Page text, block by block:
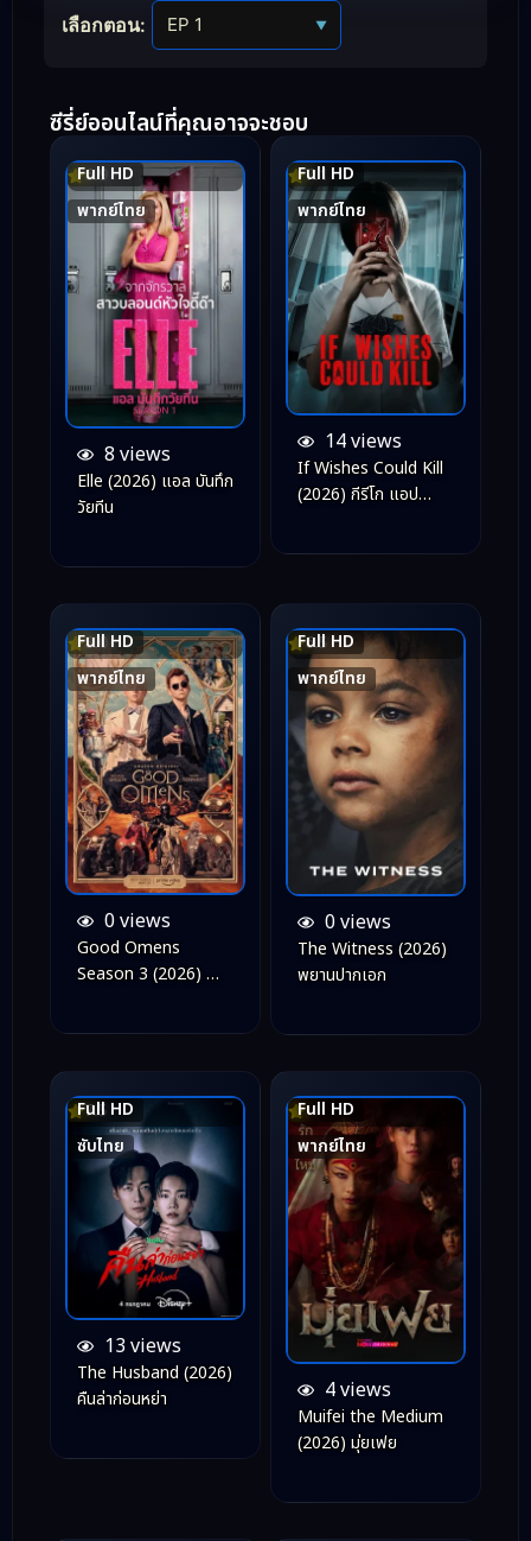
เลือกตอน: ▼
ซีรี่ย์ออนไลน์ที่คุณอาจจะชอบ
Full HD
พากย์ไทย
6.9
8 views
Elle (2026) แอล บันทึก
วัยทีน
Full HD
พากย์ไทย
7.1
14 views
If Wishes Could Kill
(2026) กีรีโก แอป
Full HD
พากย์ไทย
8.0
0 views
Good Omens
Season 3 (2026) คำ
Full HD
พากย์ไทย
6.5
0 views
The Witness (2026)
พยานปากเอก
Full HD
ซับไทย
7.5
13 views
The Husband (2026)
คืนล่าก่อนหย่า
Full HD
พากย์ไทย
4 views
Muifei the Medium
(2026) มุ่ยเฟย